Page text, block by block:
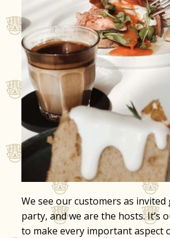
We see our customers as invited
party, and we are the hosts. It’s
to make every important aspect